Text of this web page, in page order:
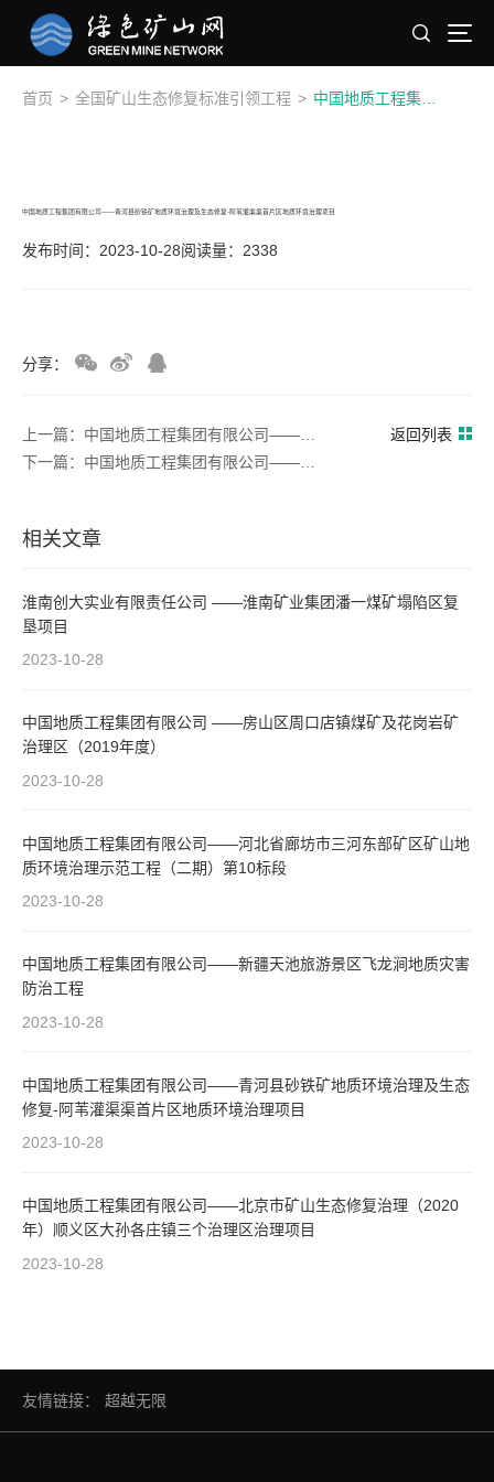
首页 > 全国矿山生态修复标准引领工程 >
中国地质工程集团有限公司——青河县砂铁矿地质环境治理及生态修复-阿苇灌渠渠首片区地质环境治理项目
发布时间：2023-10-28阅读量：2338
分享：
返回列表
相关文章
淮南创大实业有限责任公司 ——淮南矿业集团潘一煤矿塌陷区复
垦项目
2023-10-28
中国地质工程集团有限公司 ——房山区周口店镇煤矿及花岗岩矿
治理区（2019年度）
2023-10-28
中国地质工程集团有限公司——河北省廊坊市三河东部矿区矿山地
质环境治理示范工程（二期）第10标段
2023-10-28
中国地质工程集团有限公司——新疆天池旅游景区飞龙涧地质灾害
防治工程
2023-10-28
中国地质工程集团有限公司——青河县砂铁矿地质环境治理及生态
修复-阿苇灌渠渠首片区地质环境治理项目
2023-10-28
中国地质工程集团有限公司——北京市矿山生态修复治理（2020
年）顺义区大孙各庄镇三个治理区治理项目
2023-10-28
友情链接： 超越无限